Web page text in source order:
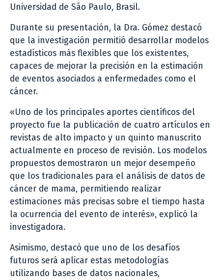
Universidad de São Paulo, Brasil.
Durante su presentación, la Dra. Gómez destacó
que la investigación permitió desarrollar modelos
estadísticos más flexibles que los existentes,
capaces de mejorar la precisión en la estimación
de eventos asociados a enfermedades como el
cáncer.
«Uno de los principales aportes científicos del
proyecto fue la publicación de cuatro artículos en
revistas de alto impacto y un quinto manuscrito
actualmente en proceso de revisión. Los modelos
propuestos demostraron un mejor desempeño
que los tradicionales para el análisis de datos de
cáncer de mama, permitiendo realizar
estimaciones más precisas sobre el tiempo hasta
la ocurrencia del evento de interés», explicó la
investigadora.
Asimismo, destacó que uno de los desafíos
futuros será aplicar estas metodologías
utilizando bases de datos nacionales,